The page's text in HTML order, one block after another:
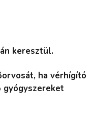
keresztül.
ha vérhígító
gyógyszereket